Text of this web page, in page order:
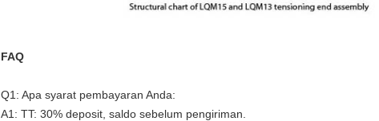
FAQ
Q1: Apa syarat pembayaran Anda:
A1: TT: 30% deposit, saldo sebelum pengiriman.